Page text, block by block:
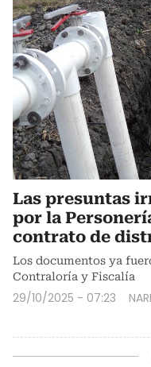
Las presuntas
por la
contrato de
Los documentos ya
Contraloría y Fiscalía
29/10/2025 - 07:23